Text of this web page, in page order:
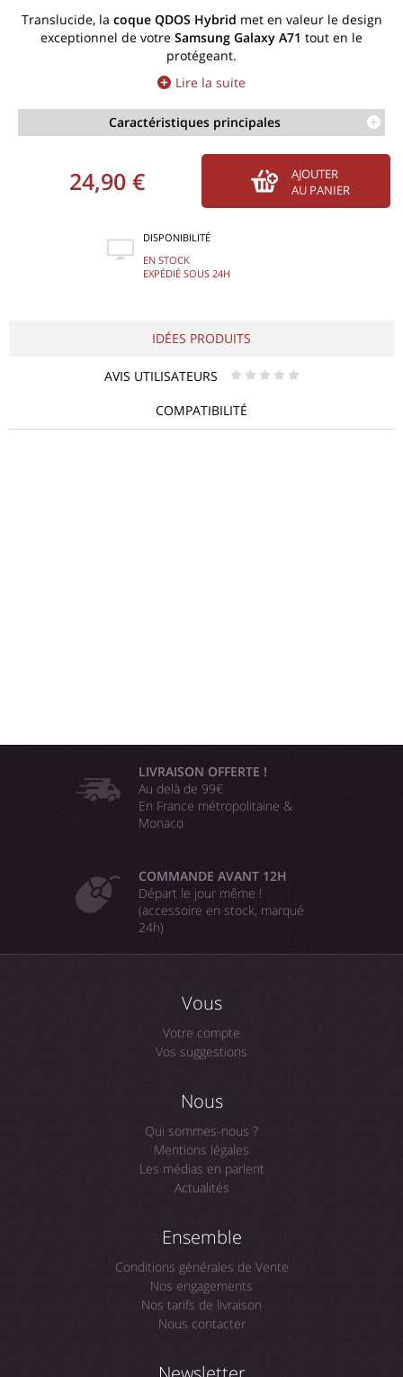
Translucide, la coque QDOS Hybrid met en valeur le design
exceptionnel de votre Samsung Galaxy A71 tout en le
protégeant.
Lire la suite
Caractéristiques principales
24,90 €
AJOUTER
AU PANIER
DISPONIBILITÉ
EN STOCK
EXPÉDIÉ SOUS 24H
IDÉES PRODUITS
AVIS UTILISATEURS * * * * *
COMPATIBILITÉ
LIVRAISON OFFERTE !
Au delà de 99€
En France métropolitaine &
Monaco
COMMANDE AVANT 12H
Départ le jour même !
(accessoire en stock, marqué
24h)
Vous
Votre compte
Vos suggestions
Nous
Qui sommes-nous ?
Mentions légales
Les médias en parlent
Actualités
Ensemble
Conditions générales de Vente
Nos engagements
Nos tarifs de livraison
Nous contacter